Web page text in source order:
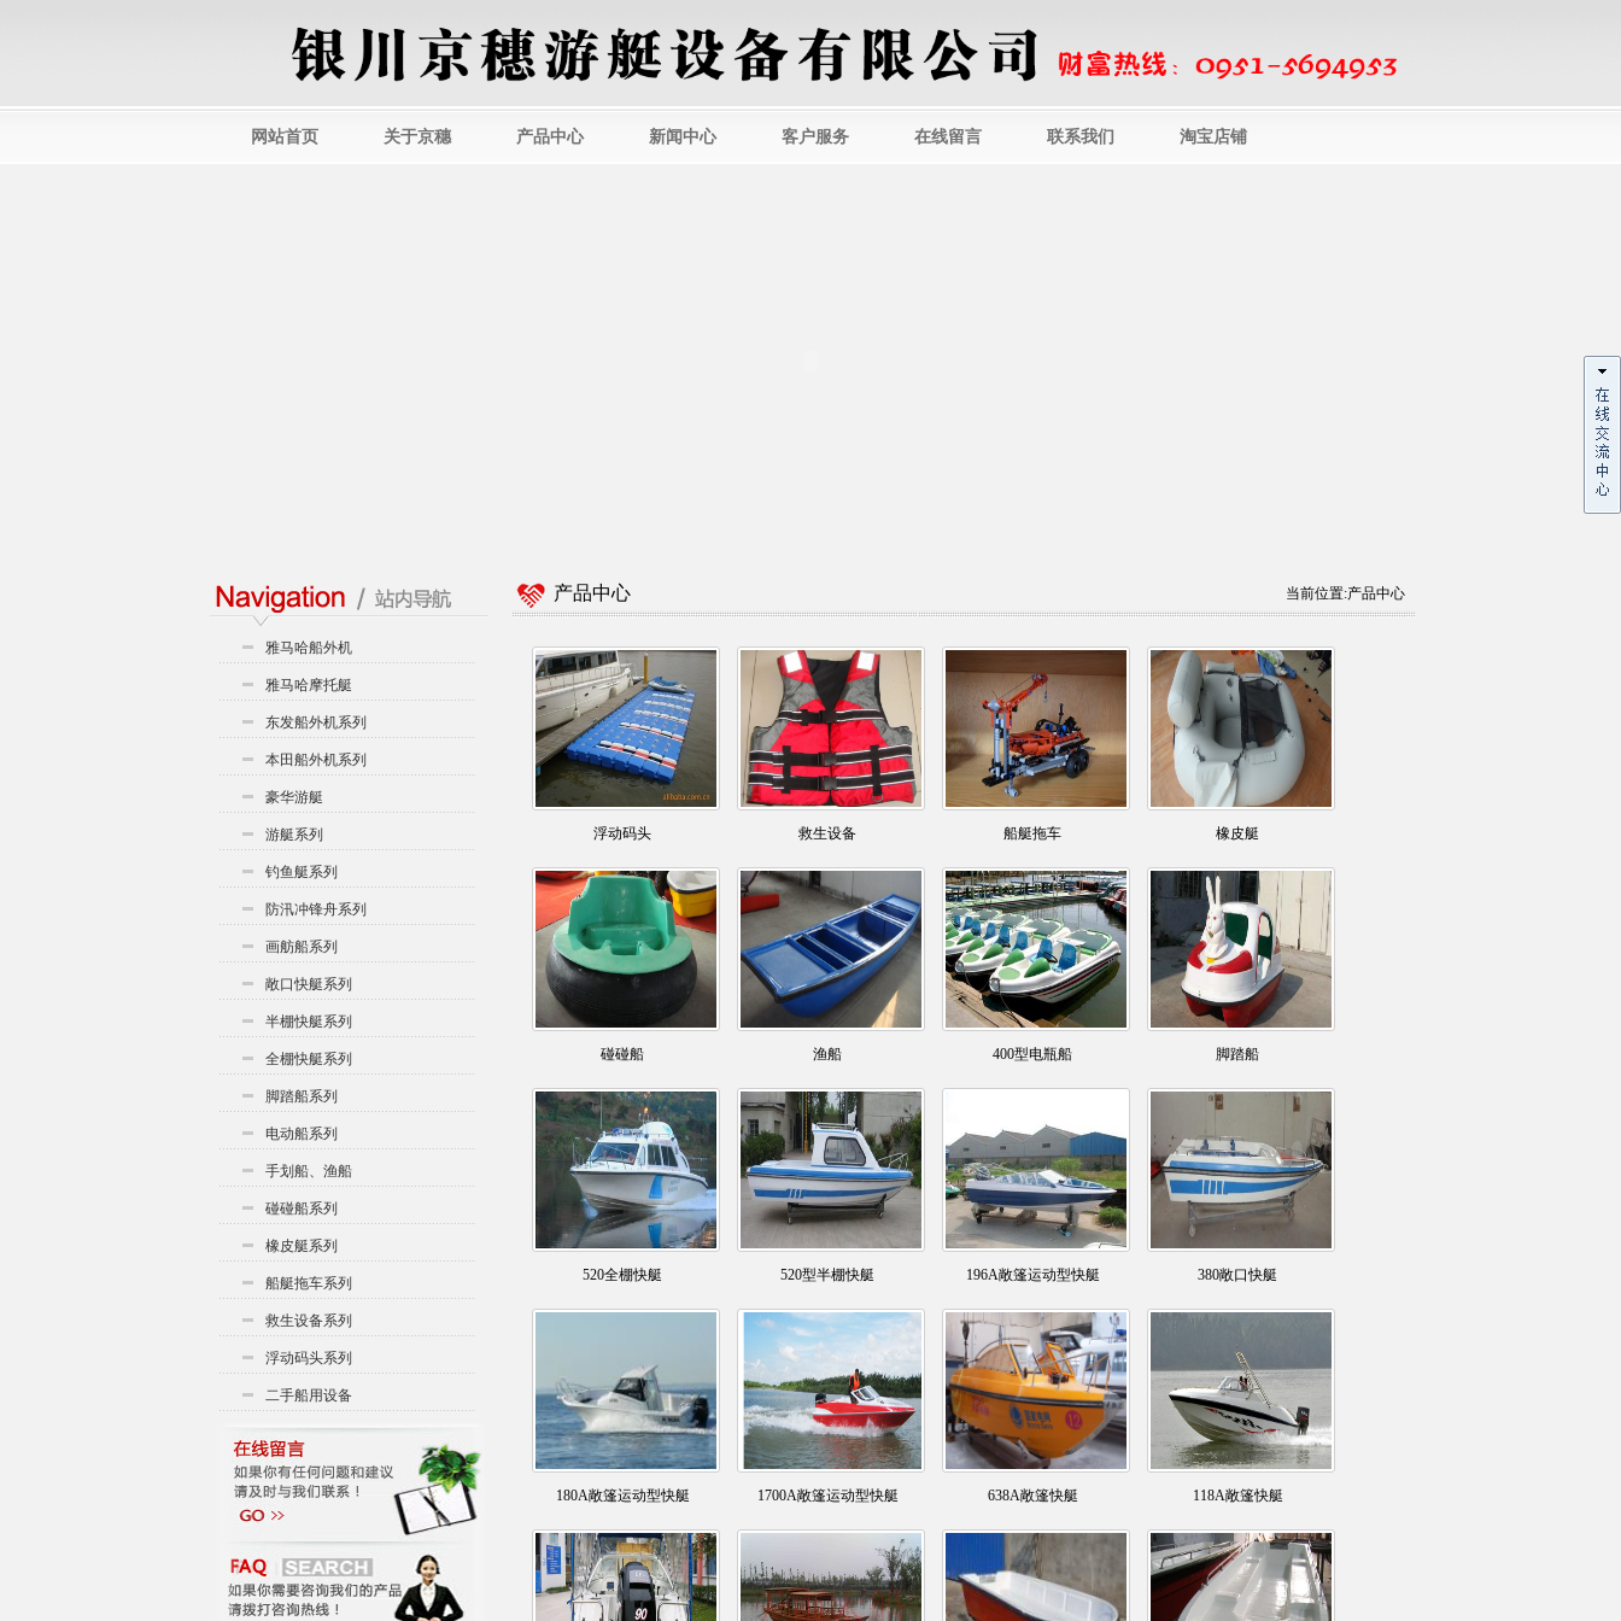
网站首页 关于京穗 产品中心 新闻中心 客户服务 在线留言 联系我们 淘宝店铺
雅马哈船外机
雅马哈摩托艇
东发船外机系列
本田船外机系列
豪华游艇
游艇系列
钓鱼艇系列
防汛冲锋舟系列
画舫船系列
敞口快艇系列
半棚快艇系列
全棚快艇系列
脚踏船系列
电动船系列
手划船、渔船
碰碰船系列
橡皮艇系列
船艇拖车系列
救生设备系列
浮动码头系列
二手船用设备
产品中心 当前位置:产品中心
浮动码头 救生设备 船艇拖车 橡皮艇
碰碰船 渔船 400型电瓶船 脚踏船
520全棚快艇 520型半棚快艇 196A敞篷运动型快艇 380敞口快艇
180A敞篷运动型快艇 1700A敞篷运动型快艇 638A敞篷快艇 118A敞篷快艇